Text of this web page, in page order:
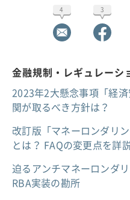
4 3
金融規制・レギュレーシ
2023年2大懸念事項「経
関が取るべき方針は？
改訂版「マネーロンダリ
とは？ FAQの変更点を詳
迫るアンチマネーロンダ
RBA実装の勘所